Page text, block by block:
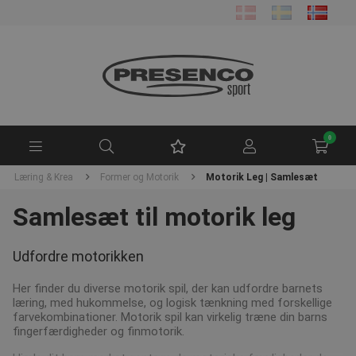
0
Læring & Krea Former og Motorik Motorik Leg | Samlesæt
Samlesæt til motorik leg
Udfordre motorikken
Her finder du diverse motorik spil, der kan udfordre barnets
læring, med hukommelse, og logisk tænkning med forskellige
farvekombinationer. Motorik spil kan virkelig træne din barns
fingerfærdigheder og finmotorik.